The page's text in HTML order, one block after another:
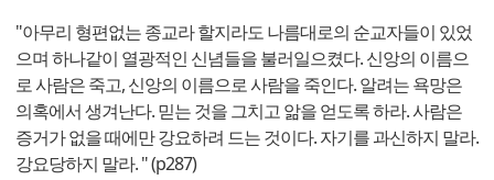
"아무리 형편없는 종교라 할지라도 나름대로의 순교자들이 있었
으며 하나같이 열광적인 신념들을 불러일으켰다. 신앙의 이름으
로 사람은 죽고, 신앙의 이름으로 사람을 죽인다. 알려는 욕망은
의혹에서 생겨난다. 믿는 것을 그치고 앎을 얻도록 하라. 사람은
증거가 없을 때에만 강요하려 드는 것이다. 자기를 과신하지 말라.
강요당하지 말라. " (p287)